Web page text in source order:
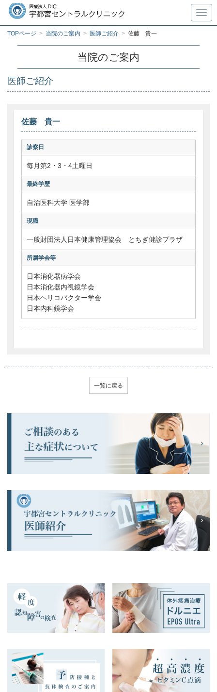
TOPページ > 当院のご案内 > 医師ご紹介 > 佐藤 貴一
当院のご案内
医師ご紹介
佐藤 貴一
診察日
毎月第2・3・4土曜日
最終学歴
自治医科大学 医学部
現職
一般財団法人日本健康管理協会 とちぎ健診プラザ
所属学会等
日本消化器病学会
日本消化器内視鏡学会
日本ヘリコバクター学会
日本内科鏡学会
一覧に戻る